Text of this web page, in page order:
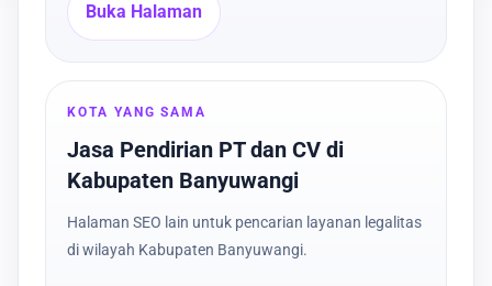
Buka Halaman
KOTA YANG SAMA
Jasa Pendirian PT dan CV di
Kabupaten Banyuwangi
Halaman SEO lain untuk pencarian layanan legalitas
di wilayah Kabupaten Banyuwangi.